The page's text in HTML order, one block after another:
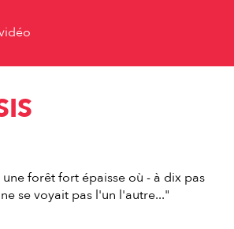
forêt fort épaisse où - à dix pas
se voyait pas l'un l'autre..."